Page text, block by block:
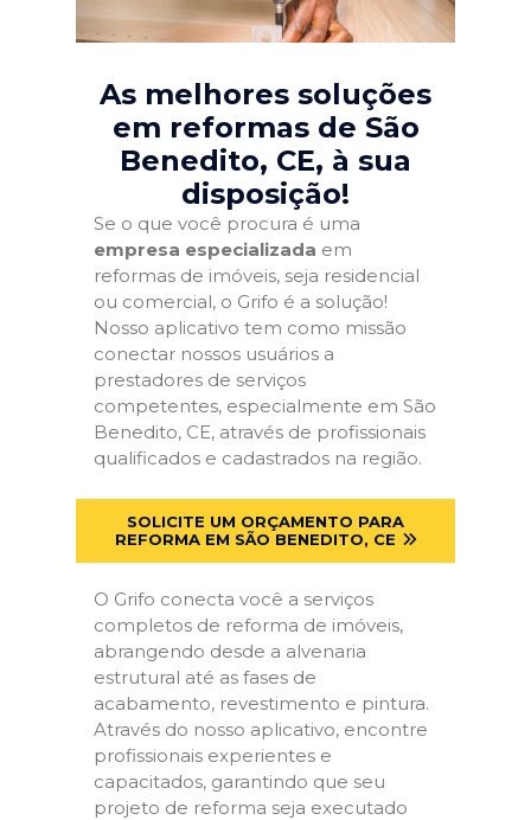
As melhores soluções
em reformas de São
Benedito, CE, à sua
disposição!
Se o que você procura é uma
empresa especializada em
reformas de imóveis, seja residencial
ou comercial, o Grifo é a solução!
Nosso aplicativo tem como missão
conectar nossos usuários a
prestadores de serviços
competentes, especialmente em São
Benedito, CE, através de profissionais
qualificados e cadastrados na região.
SOLICITE UM ORÇAMENTO PARA
REFORMA EM SÃO BENEDITO, CE
O Grifo conecta você a serviços
completos de reforma de imóveis,
abrangendo desde a alvenaria
estrutural até as fases de
acabamento, revestimento e pintura.
Através do nosso aplicativo, encontre
profissionais experientes e
capacitados, garantindo que seu
projeto de reforma seja executado